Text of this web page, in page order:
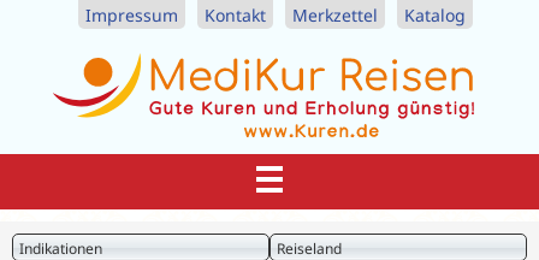
Impressum Kontakt Merkzettel Katalog
Indikationen
Reiseland